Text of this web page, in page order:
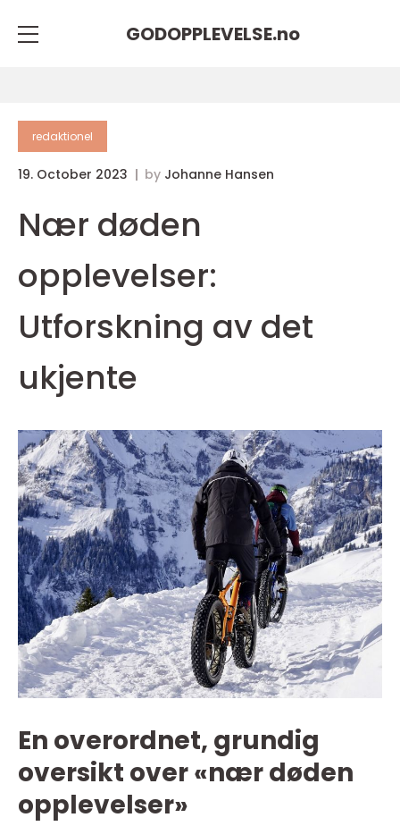
GODOPPLEVELSE.no
redaktionel
19. October 2023 by Johanne Hansen
Nær døden
opplevelser:
Utforskning av det
ukjente
En overordnet, grundig
oversikt over «nær døden
opplevelser»